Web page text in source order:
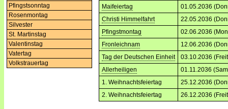
Pfingstsonntag
Rosenmontag
Silvester
St. Martinstag
Valentinstag
Vatertag
Volkstrauertag
Maifeiertag
01.05.2036
Christi Himmelfahrt
22.05.2036
Pfingstmontag
02.06.2036
Fronleichnam
12.06.2036
Tag der Deutschen Einheit
03.10.2036
Allerheiligen
01.11.2036
1. Weihnachtsfeiertag
25.12.2036
2. Weihnachtsfeiertag
26.12.2036